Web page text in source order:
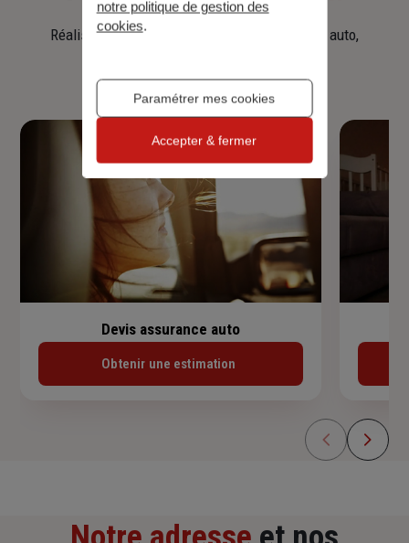
Réalisez une simulation tarifaire d'assurance, auto,
Devis assurance auto
Obtenir une estimation
notre politique de gestion des
cookies.
Paramétrer mes cookies
Accepter & fermer